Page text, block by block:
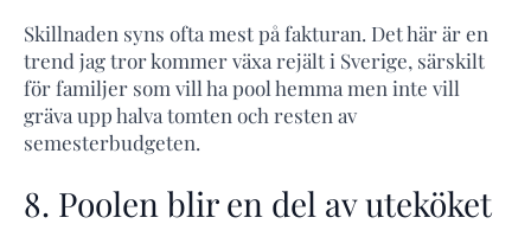
Skillnaden syns ofta mest på fakturan. Det här är en
trend jag tror kommer växa rejält i Sverige, särskilt
för familjer som vill ha pool hemma men inte vill
gräva upp halva tomten och resten av
semesterbudgeten.
8. Poolen blir en del av uteköket